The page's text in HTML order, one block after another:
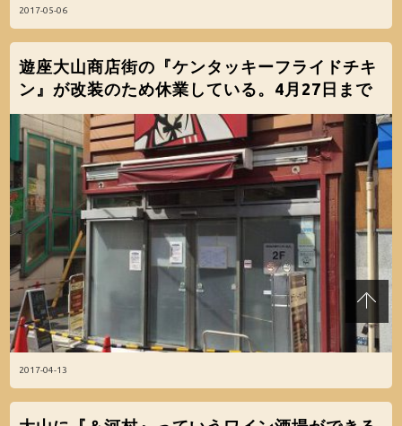
2017-05-06
2017-04-13
遊座大山商店街の『ケンタッキーフライドチキ
ン』が改装のため休業している。4月27日まで